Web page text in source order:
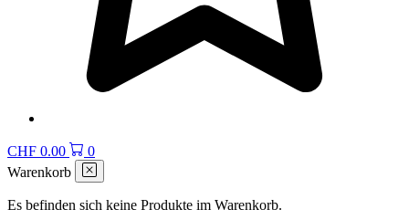
CHF 0.00
0
Warenkorb
Es befinden sich keine Produkte im Warenkorb.